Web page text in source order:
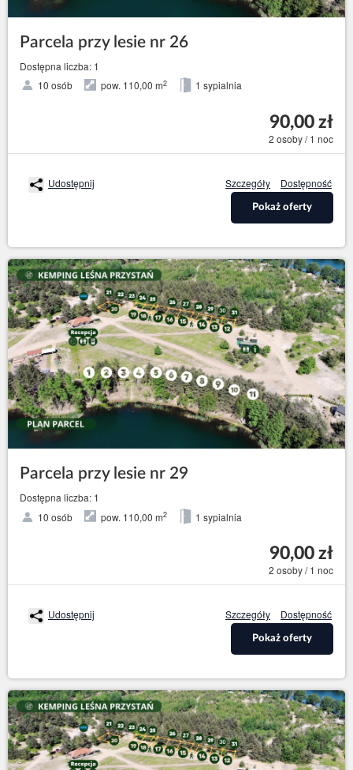
Parcela przy lesie nr 26
Dostępna liczba: 1
10 osób
pow. 110,00 m2 1 sypialnia
90,00 zł
2 osoby / 1 noc
Udostępnij Szczegóły Dostępność
Pokaż oferty
Parcela przy lesie nr 29
Dostępna liczba: 1
10 osób
pow. 110,00 m2 1 sypialnia
90,00 zł
2 osoby / 1 noc
Udostępnij Szczegóły Dostępność
Pokaż oferty